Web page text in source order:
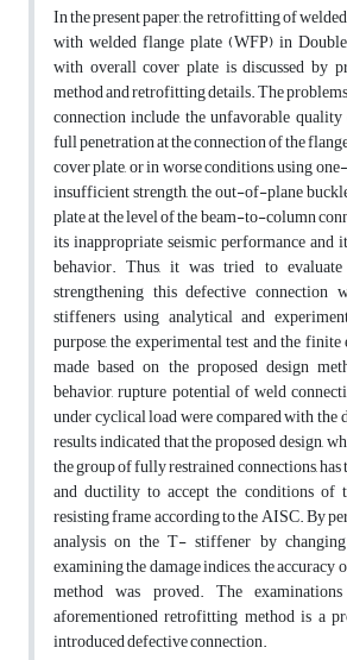
In the present paper, the retrofitting of
with welded flange plate (WFP) in
with overall cover plate is discussed by
method and retrofitting details. The
connection include the unfavorable
full penetration at the connection of the
cover plate, or in worse conditions, using
insufficient strength, the out-of-plane
plate at the level of the beam-to-column
its inappropriate seismic performance and
behavior. Thus, it was tried to
strengthening this defective
stiffeners using analytical and
purpose, the experimental test and the
made based on the proposed design
behavior,rupture potentialof weld
undercyclicalload were compared with the
results indicated that the proposed design,
the group of fullyrestrainedconnections,
and ductility to accept the conditions of
resisting frameaccording to the AISC. By
analysis on the T- stiffener by
examining the damage indices, the accuracy
method was proved. The
aforementioned retrofitting method is a
introduced defective connection.